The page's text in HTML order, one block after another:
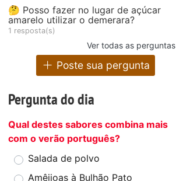
🤔 Posso fazer no lugar de açúcar
amarelo utilizar o demerara?
1 resposta(s)
Ver todas as perguntas
Poste sua pergunta
Pergunta do dia
Qual destes sabores combina mais
com o verão português?
Salada de polvo
Amêijoas à Bulhão Pato